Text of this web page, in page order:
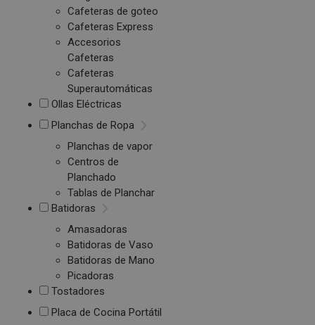
Cafeteras de goteo
Cafeteras Express
Accesorios
Cafeteras
Cafeteras
Superautomáticas
Ollas Eléctricas
Planchas de Ropa
Planchas de vapor
Centros de
Planchado
Tablas de Planchar
Batidoras
Amasadoras
Batidoras de Vaso
Batidoras de Mano
Picadoras
Tostadores
Placa de Cocina Portátil